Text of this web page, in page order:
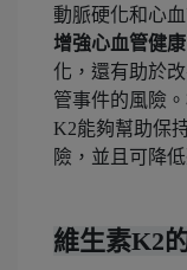
動脈硬化和心
增強心血管健康
化，還有助於
管事件的風險
K2能夠幫助保
險，並且可降
維生素K2